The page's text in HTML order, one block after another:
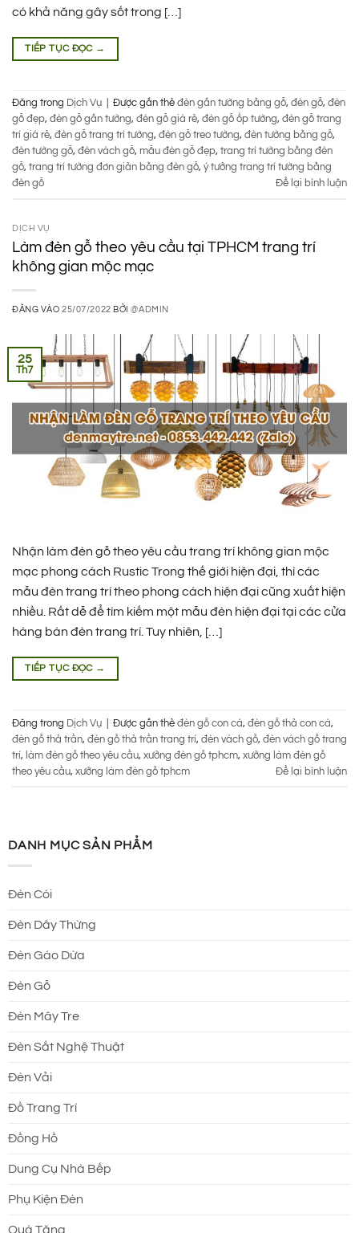
có khả năng gây sốt trong […]
TIẾP TỤC ĐỌC →
Đăng trong Dịch Vụ Được gắn thẻ đèn gắn tường bằng gỗ, đèn gỗ, đèn
gỗ đẹp, đèn gỗ gắn tường, đèn gỗ giá rẻ, đèn gỗ ốp tường, đèn gỗ trang
trí giá rẻ, đèn gỗ trang trí tường, đèn gỗ treo tường, đèn tường bằng gỗ,
đèn tường gỗ, đèn vách gỗ, mẫu đèn gỗ đẹp, trang trí tường bằng đèn
gỗ, trang trí tường đơn giản bằng đèn gỗ, ý tưởng trang trí tường bằng
đèn gỗ
Để lại bình luận
DỊCH VỤ
Làm đèn gỗ theo yêu cầu tại TPHCM trang trí
không gian mộc mạc
ĐĂNG VÀO25/07/2022 BỞI@ADMIN
25
Th7
Nhận làm đèn gỗ theo yêu cầu trang trí không gian mộc
mạc phong cách Rustic Trong thế giới hiện đại, thì các
mẫu đèn trang trí theo phong cách hiện đại cũng xuất hiện
nhiều. Rất dễ để tìm kiếm một mẫu đèn hiện đại tại các cửa
hàng bán đèn trang trí. Tuy nhiên, […]
TIẾP TỤC ĐỌC →
Đăng trong Dịch Vụ Được gắn thẻ đèn gỗ con cá, đèn gỗ thả con cá,
đèn gỗ thả trần, đèn gỗ thả trần trang trí, đèn vách gỗ, đèn vách gỗ trang
trí, làm đèn gỗ theo yêu cầu, xưởng đèn gỗ tphcm, xưởng làm đèn gỗ
theo yêu cầu, xưởng làm đèn gỗ tphcm Để lại bình luận
DANH MỤC SẢN PHẨM
Đèn Cói
Đèn Dây Thừng
Đèn Gáo Dừa
Đèn Gỗ
Đèn Mây Tre
Đèn Sắt Nghệ Thuật
Đèn Vải
Đồ Trang Trí
Đồng Hồ
Dung Cụ Nhà Bếp
Phụ Kiện Đèn
Quà Tặng